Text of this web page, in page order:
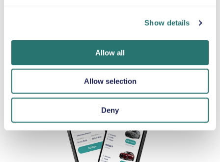
Show details
Allow all
Allow selection
Deny
minuti sul sito web
dal tuo telefono
con la nostra app.
documenti
direttamente